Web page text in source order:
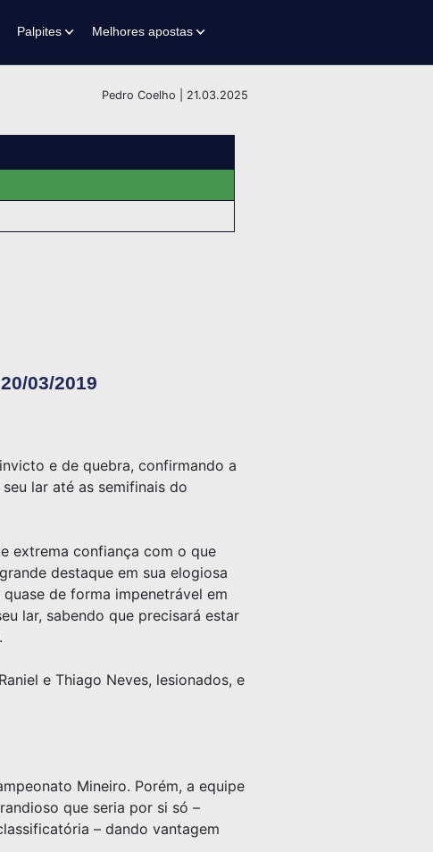
Palpites Melhores apostas
Pedro Coelho | 21.03.2025
03/2019
e de quebra, confirmando a
lar até as semifinais do
extrema confiança com o que
destaque em sua elogiosa
de forma impenetrável em
lar, sabendo que precisará estar
e Thiago Neves, lesionados, e
Mineiro. Porém, a equipe
que seria por si só –
– dando vantagem